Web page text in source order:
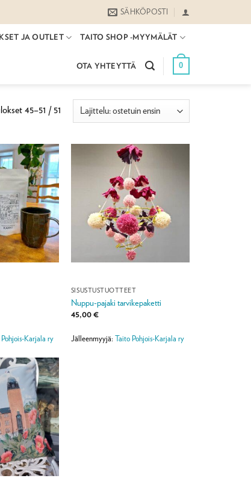
SÄHKÖPOSTI
JA OUTLET TAITO SHOP -MYYMÄLÄT
OTA YHTEYTTÄ 0
45–51 / 51Suosituimmat
ensin
Karjala ry
SISUSTUSTUOTTEET
Nuppu-pajaki tarvikepaketti
45,00€
Jälleenmyyjä: Taito Pohjois-Karjala ry